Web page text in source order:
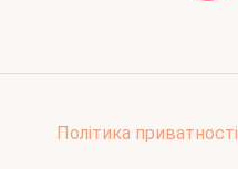
Політика приватності